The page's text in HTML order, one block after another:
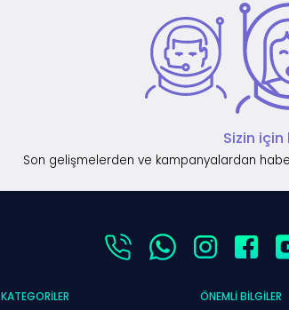
Sizin için
Son gelişmelerden ve kampanyalardan
KATEGORILER
ÖNEMLI BILGILER